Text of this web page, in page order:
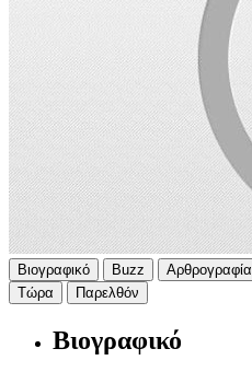
Βιογραφικό Buzz Αρθρογραφία
Τώρα
Παρελθόν
Βιογραφικό